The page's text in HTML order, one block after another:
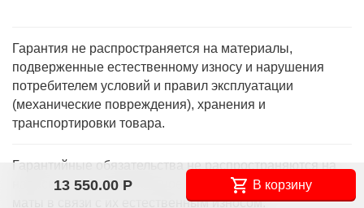
Гарантия не распространяется на материалы,
подверженные естественному износу и нарушения
потребителем условий и правил эксплуатации
(механические повреждения), хранения и
транспортировки товара.
Гарантийные обязательства не распространяются на
навесное и дополнительное оборудование, а так же на
маты в связи с их естественным износом.
13 550.00 Р В корзину